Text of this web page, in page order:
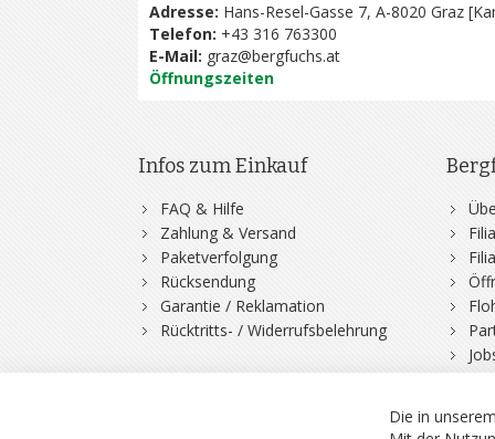
Adresse: Hans-Resel-Gasse 7, A-8020 Graz [
Telefon: +43 316 763300
E-Mail: graz@bergfuchs.at
Öffnungszeiten
Infos zum Einkauf
FAQ & Hilfe
Zahlung & Versand
Paketverfolgung
Rücksendung
Garantie / Reklamation
Rücktritts- / Widerrufsbelehrung
Die in